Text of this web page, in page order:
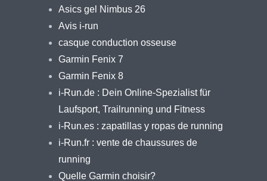
Asics gel Nimbus 26
Avis i-run
casque conduction osseuse
Garmin Fenix 7
Garmin Fenix 8
i-Run.de : Dein Online-Spezialist für
Laufsport, Trailrunning und Fitness
i-Run.es : zapatillas y ropas de running
i-Run.fr : vente de chaussures de
running
Quelle Garmin choisir?